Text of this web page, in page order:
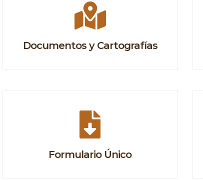
Documentos y Cartografías
Formulario Único